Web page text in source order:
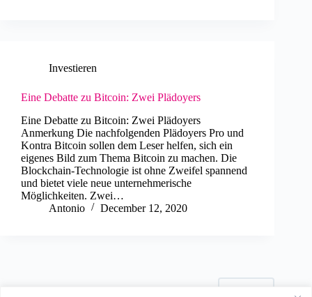
Investieren
Eine Debatte zu Bitcoin: Zwei Plädoyers
Eine Debatte zu Bitcoin: Zwei Plädoyers
Anmerkung Die nachfolgenden Plädoyers Pro und
Kontra Bitcoin sollen dem Leser helfen, sich ein
eigenes Bild zum Thema Bitcoin zu machen. Die
Blockchain-Technologie ist ohne Zweifel spannend
und bietet viele neue unternehmerische
Möglichkeiten. Zwei…
Antonio
December 12, 2020